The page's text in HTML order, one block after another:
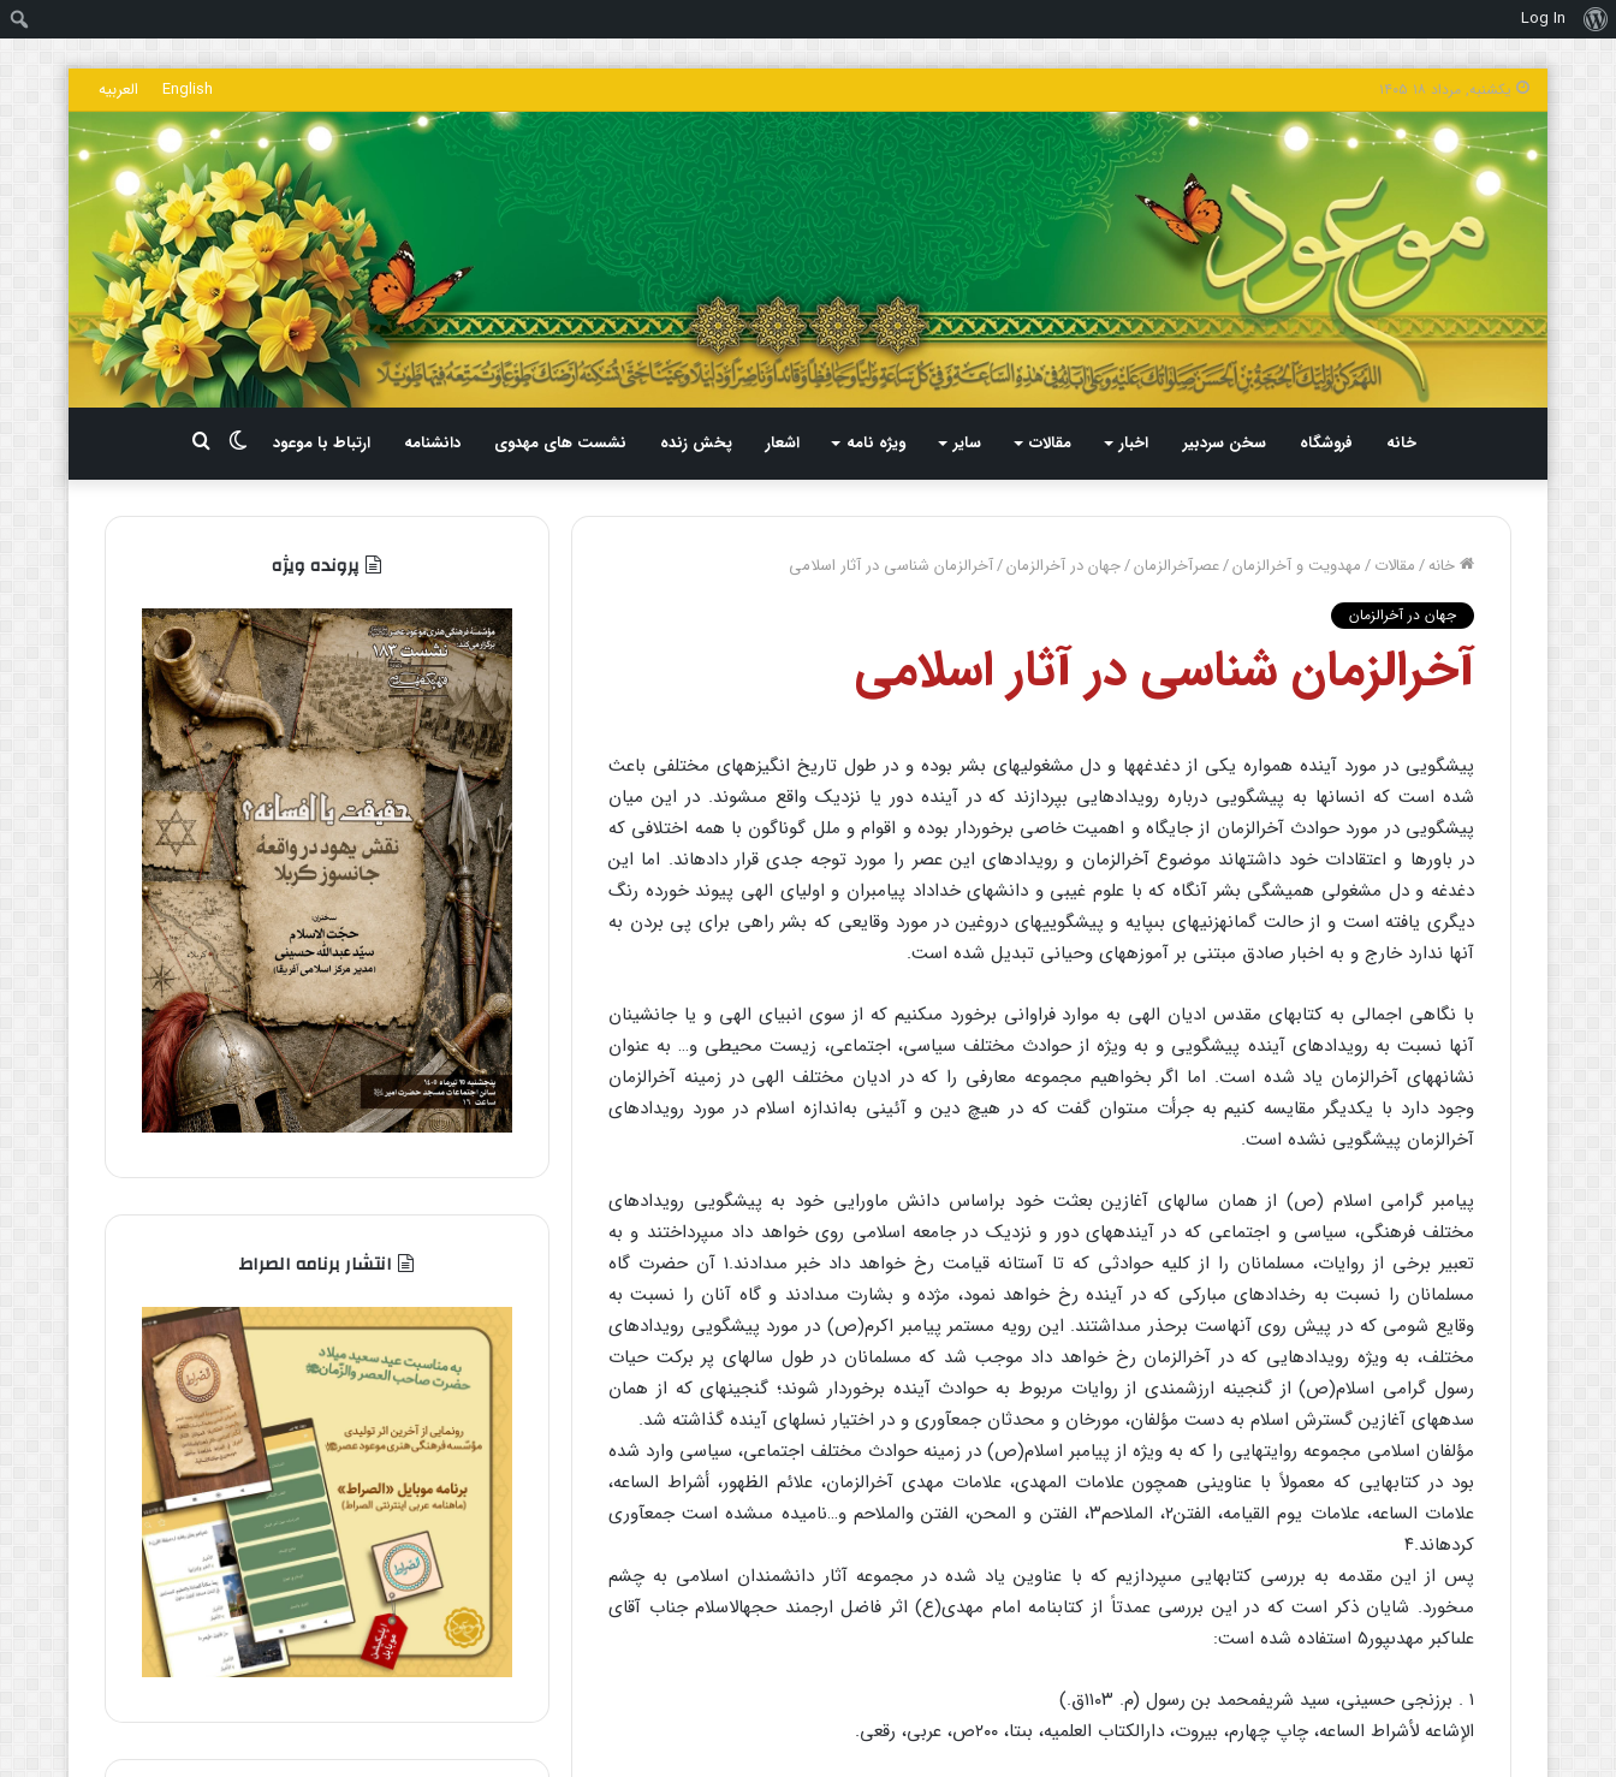
درباره
وردپرس
Log In
یکشنبه, مرداد ۱۸ ۱۴۰۵ English العربیه
خانه فروشگاه سخن سردبیر اخبار مقالات سایر ویژه نامه اشعار پخش زنده نشست های مهدوی دانشنامه ارتباط با موعود
برای
تغییر
پوسته
خانه/مقالات/مهدویت و آخرالزمان/عصرآخرالزمان/جهان در آخرالزمان/آخرالزمان شناسى در آثار اسلامى
جهان در آخرالزمان
آخرالزمان شناسى در آثار اسلامى
پیشگویى در مورد آینده همواره یکى از دغدغه‏ها و دل مشغولیهاى بشر بوده و در طول تاریخ انگیزه‏هاى مختلفى باعث
شده است که انسانها به پیشگویى درباره رویدادهایى بپردازند که در آینده دور یا نزدیک واقع مى‏شوند. در این میان
پیشگویى در مورد حوادث آخرالزمان از جایگاه و اهمیت خاصى برخوردار بوده و اقوام و ملل گوناگون با همه اختلافى که
در باورها و اعتقادات خود داشته‏اند موضوع آخرالزمان و رویدادهاى این عصر را مورد توجه جدى قرار داده‏اند. اما این
دغدغه و دل مشغولى همیشگى بشر آنگاه که با علوم غیبى و دانشهاى خداداد پیامبران و اولیاى الهى پیوند خورده رنگ
دیگرى یافته است و از حالت گمانه‏زنیهاى بى‏پایه و پیشگوییهاى دروغین در مورد وقایعى که بشر راهى براى پى بردن به
آنها ندارد خارج و به اخبار صادق مبتنى بر آموزه‏هاى وحیانى تبدیل شده است.
با نگاهى اجمالى به کتابهاى مقدس ادیان الهى به موارد فراوانى برخورد مى‏کنیم که از سوى انبیاى الهى و یا جانشینان
آنها نسبت به رویدادهاى آینده پیشگویى و به ویژه از حوادث مختلف سیاسى، اجتماعى، زیست محیطى و… به عنوان
نشانه‏هاى آخرالزمان یاد شده است. اما اگر بخواهیم مجموعه معارفى را که در ادیان مختلف الهى در زمینه آخرالزمان
وجود دارد با یکدیگر مقایسه کنیم به جرأت مى‏توان گفت که در هیچ دین و آئینى به‌اندازه اسلام در مورد رویدادهاى
آخرالزمان پیشگویى نشده است.
پیامبر گرامى اسلام (ص) از همان سالهاى آغازین بعثت خود براساس دانش ماورایى خود به پیشگویى رویدادهاى
مختلف فرهنگى، سیاسى و اجتماعى که در آینده‏هاى دور و نزدیک در جامعه اسلامى روى خواهد داد مى‏پرداختند و به
تعبیر برخى از روایات، مسلمانان را از کلیه حوادثى که تا آستانه قیامت رخ خواهد داد خبر مى‏دادند.۱ آن حضرت گاه
مسلمانان را نسبت به رخدادهاى مبارکى که در آینده رخ خواهد نمود، مژده و بشارت مى‏دادند و گاه آنان را نسبت به
وقایع شومى که در پیش روى آنهاست برحذر مى‏داشتند. این رویه مستمر پیامبر اکرم(ص) در مورد پیشگویى رویدادهاى
مختلف، به ویژه رویدادهایى که در آخرالزمان رخ خواهد داد موجب شد که مسلمانان در طول سالهاى پر برکت حیات
رسول گرامى اسلام(ص) از گنجینه ارزشمندى از روایات مربوط به حوادث آینده برخوردار شوند؛ گنجینه‏اى که از همان
سده‏هاى آغازین گسترش اسلام به دست مؤلفان، مورخان و محدثان جمع‏آورى و در اختیار نسلهاى آینده گذاشته شد.
مؤلفان اسلامى مجموعه روایتهایى را که به ویژه از پیامبر اسلام(ص) در زمینه حوادث مختلف اجتماعى، سیاسى وارد شده
بود در کتابهایى که معمولاً با عناوینى همچون علامات المهدى، علامات مهدى آخرالزمان، علائم الظهور، أشراط الساعه،
علامات الساعه، علامات یوم القیامه، الفتن۲، الملاحم۳، الفتن و المحن، الفتن والملاحم و…نامیده مى‏شده است جمع‏آورى
کرده‏اند.۴
پس از این مقدمه به بررسى کتابهایى مى‏پردازیم که با عناوین یاد شده در مجموعه آثار دانشمندان اسلامى به چشم
مى‏خورد. شایان ذکر است که در این بررسى عمدتاً از کتابنامه امام مهدى(ع) اثر فاضل ارجمند حجهالاسلام جناب آقاى
على‏اکبر مهدى‏پور۵ استفاده شده است:
۱ . برزنجى حسینى، سید شریف‏محمد بن رسول (م. ۱۱۰۳ق.)
الإشاعه لأشراط الساعه، چاپ چهارم، بیروت، دارالکتاب العلمیه، بى‏تا، ۲۰۰ص، عربى، رقعى.
پرونده ویژه
انتشار برنامه الصراط